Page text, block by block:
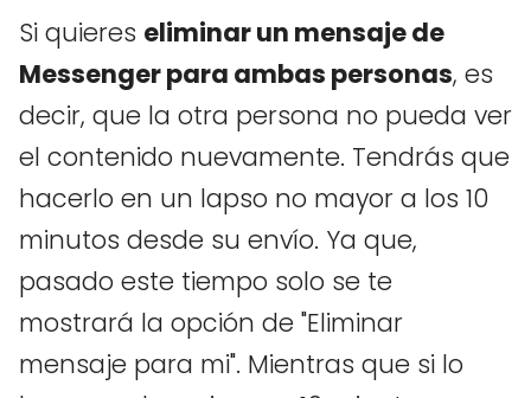
Si quieres eliminar un mensaje de
Messenger para ambas personas, es
decir, que la otra persona no pueda ver
el contenido nuevamente. Tendrás que
hacerlo en un lapso no mayor a los 10
minutos desde su envío. Ya que,
pasado este tiempo solo se te
mostrará la opción de "Eliminar
mensaje para mi". Mientras que si lo